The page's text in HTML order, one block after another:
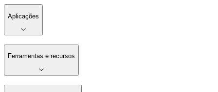
Aplicações
Ferramentas e recursos